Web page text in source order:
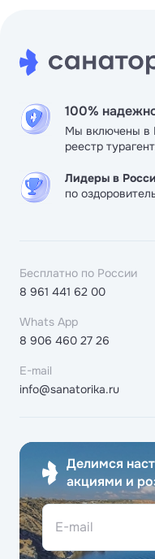
100%
Мы включены в
реестр
Лидеры в
по
Бесплатно по России
8 961 441 62 00
Whats App
8 906 460 27 26
E-mail
info@sanatorika.ru
Делимся
акциями и
E-mail